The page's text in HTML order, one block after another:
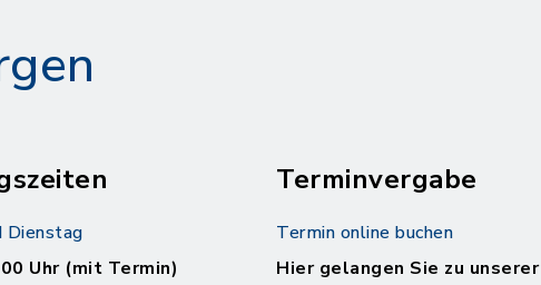
Dienstag
Uhr (mit Termin)
Terminvergabe
Termin online buchen
Hier gelangen Sie zu unserer